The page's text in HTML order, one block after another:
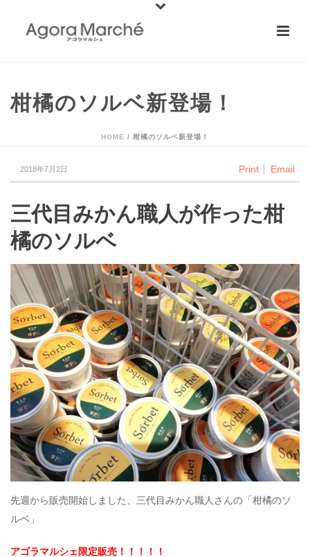
柑橘のソルベ新登場！
HOME / 柑橘のソルベ新登場！
Print Email
2018年7月2日
三代目みかん職人が作った柑
橘のソルベ
先週から販売開始しました、三代目みかん職人さんの「柑橘のソ
ルベ」
アゴラマルシェ限定販売！！！！！